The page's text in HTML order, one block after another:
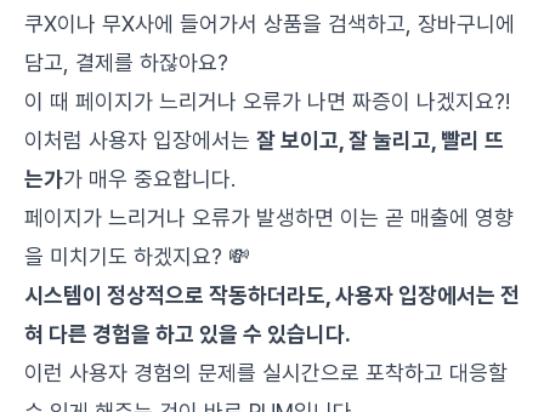
쿠X이나 무X사에 들어가서 상품을 검색하고, 장바구니에
담고, 결제를 하잖아요?
이 때 페이지가 느리거나 오류가 나면 짜증이 나겠지요?!
이처럼 사용자 입장에서는 잘 보이고, 잘 눌리고, 빨리 뜨
는가가 매우 중요합니다.
페이지가 느리거나 오류가 발생하면 이는 곧 매출에 영향
을 미치기도 하겠지요? 💸
시스템이 정상적으로 작동하더라도, 사용자 입장에서는 전
혀 다른 경험을 하고 있을 수 있습니다.
이런 사용자 경험의 문제를 실시간으로 포착하고 대응할